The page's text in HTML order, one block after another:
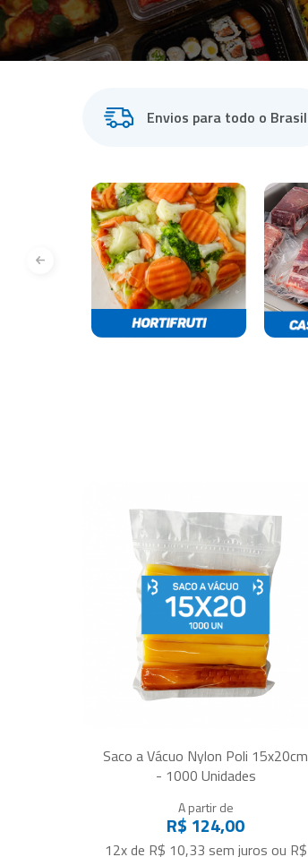
Tanque de Encolhimento
Peças de Reposição
BancasEnvios para todo o Brasil
Saco a Vácuo Nylon Poli 15x20cm
- 1000 Unidades
A partir de
R$ 124,00
12x de R$ 10,33 sem juros ou R$